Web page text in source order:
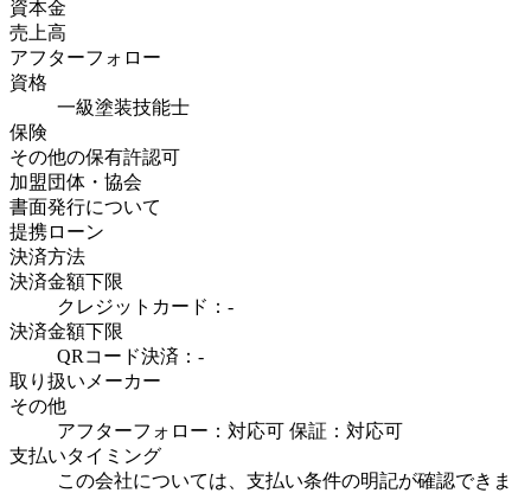
資本金
売上高
アフターフォロー
資格
一級塗装技能士
保険
その他の保有許認可
加盟団体・協会
書面発行について
提携ローン
決済方法
決済金額下限
クレジットカード：-
決済金額下限
QRコード決済：-
取り扱いメーカー
その他
アフターフォロー：対応可 保証：対応可
支払いタイミング
この会社については、支払い条件の明記が確認できま